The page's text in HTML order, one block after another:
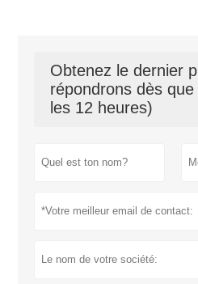
Obtenez le dernier
répondrons dès
les 12 heures)